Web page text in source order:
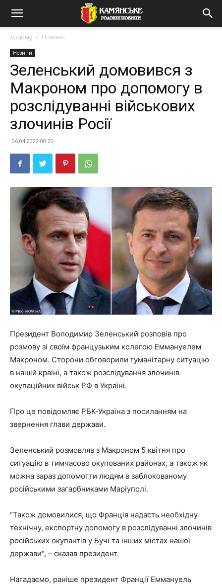
додому Новини
Новини
Зеленський домовився з
Макроном про допомогу в
розслідуванні військових
злочинів Росії
06.04.2022 00:22
Президент Володимир Зеленський розповів про
розмову зі своїм французьким колегою Еммануелем
Макроном. Сторони обговорили гуманітарну ситуацію
в нашій країні, а також розслідування злочинів
окупаційних військ РФ в Україні.
Про це повідомляє РБК-Україна з посиланням на
звернення глави держави.
Зеленський розмовляв з Макроном 5 квітня про
ситуацію в тимчасово окупованих районах, а також як
можна зараз допомогти людям в заблокованому
російськими загарбниками Маріуполі.
"Також домовилися, що Франція надасть необхідну
технічну, експортну допомогу в розслідуванні злочинів
російських окупантів у Бучі та інших містах нашої
держави", – сказав президент.
Нагадаємо, раніше президент Франції Еммануель